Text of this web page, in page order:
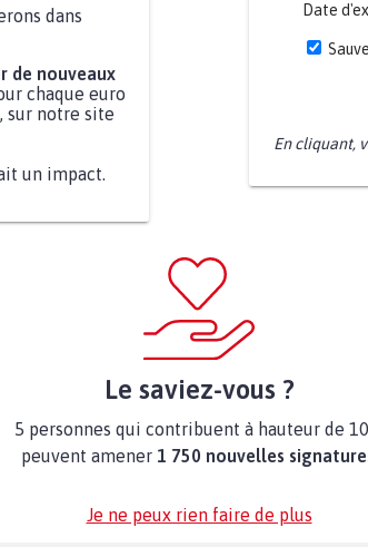
dans
de nouveaux
chaque euro
sur notre site
un impact.
Date
En cliquant,
Le saviez-vous ?
5 personnes qui contribuent à hauteur de
peuvent amener 1 750 nouvelles
Je ne peux rien faire de plus